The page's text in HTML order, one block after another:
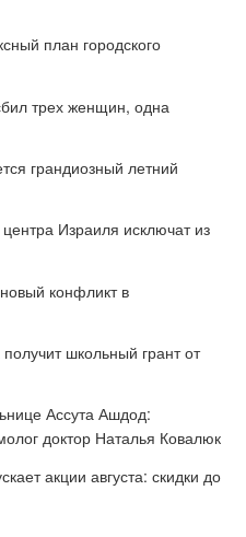
план городского
трех женщин, одна
грандиозный летний
Израиля исключат из
конфликт в
получит школьный грант от
Ассута Ашдод:
доктор Наталья Ковалюк
акции августа: скидки до